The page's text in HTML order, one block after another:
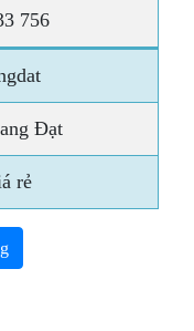
756
Đạt
rẻ